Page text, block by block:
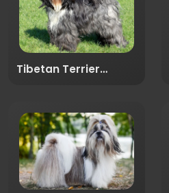
Tibetan Terrier